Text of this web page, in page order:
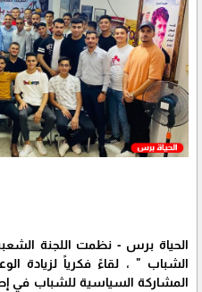
الحياة برس - نظمت اللجنة
الشباب " ، لقاءً فكرياً لزيادة
المشاركة السياسية للشباب في